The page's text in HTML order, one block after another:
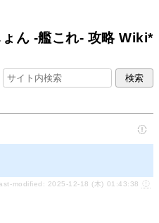
ん -艦これ- 攻略 Wiki*
modified: 2025-12-18 (木) 01:43:38